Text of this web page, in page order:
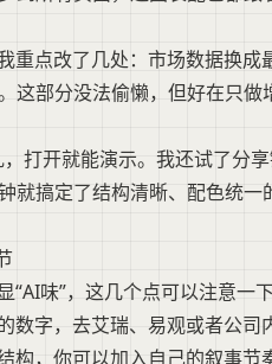
重点改了几处：市场数据换
这部分没法偷懒，但好在只做
打开就能演示。我还试了分
就搞定了结构清晰、配色统
味”，这几个点可以注意一下
数字，去艾瑞、易观或者公司
构，你可以加入自己的叙事